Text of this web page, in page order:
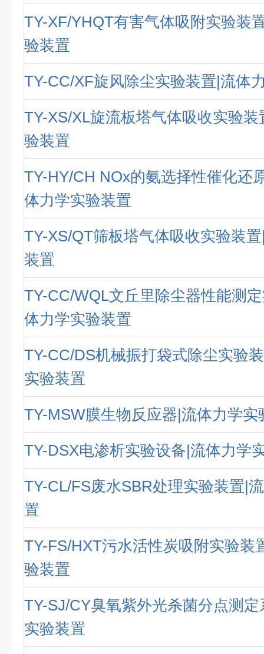
TY-XF/YHQT有害气体吸附实验装
验装置
TY-CC/XF旋风除尘实验装置|流体
TY-XS/XL旋流板塔气体吸收实验
验装置
TY-HY/CH NOx的氨选择性催化还
体力学实验装置
TY-XS/QT筛板塔气体吸收实验装
装置
TY-CC/WQL文丘里除尘器性能测
体力学实验装置
TY-CC/DS机械振打袋式除尘实验
实验装置
TY-MSW膜生物反应器|流体力学实
TY-DSX电渗析实验设备|流体力学
TY-CL/FS废水SBR处理实验装置|
置
TY-FS/HXT污水活性炭吸附实验装
验装置
TY-SJ/CY臭氧紫外光杀菌分点测
实验装置